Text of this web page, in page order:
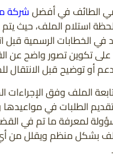
الطائف في أفضلشركة
استلام الملف، حيث
في الخطابات الرسمية قبل
تكوين تصور واضح عن
دعم أو توضيح قبل الانتقال
الملف وفق الإجراءات
الطلبات في مواعيدها
لمعرفة ما تم في
بشكل منظم ويقلل من أي